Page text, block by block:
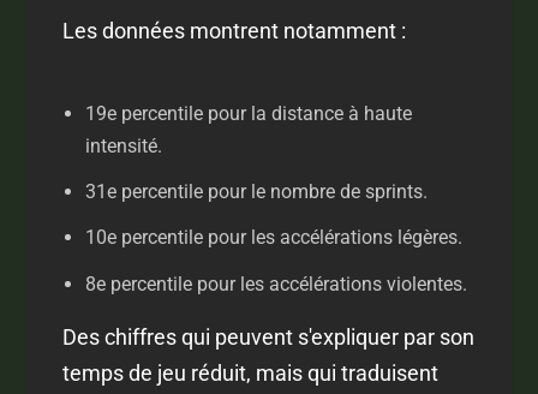
Les données montrent notamment :
19e percentile pour la distance à haute
intensité.
31e percentile pour le nombre de sprints.
10e percentile pour les accélérations légères.
8e percentile pour les accélérations violentes.
Des chiffres qui peuvent s'expliquer par son
temps de jeu réduit, mais qui traduisent